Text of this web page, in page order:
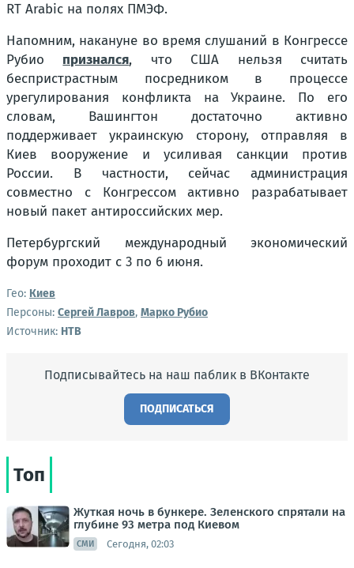
RT Arabic на полях ПМЭФ.
Напомним, накануне во время слушаний в Конгрессе
Рубио признался, что США нельзя считать
беспристрастным посредником в процессе
урегулирования конфликта на Украине. По его
словам, Вашингтон достаточно активно
поддерживает украинскую сторону, отправляя в
Киев вооружение и усиливая санкции против
России. В частности, сейчас администрация
совместно с Конгрессом активно разрабатывает
новый пакет антироссийских мер.
Петербургский международный экономический
форум проходит с 3 по 6 июня.
Гео: Киев
Персоны: Сергей Лавров, Марко Рубио
Источник: НТВ
Подписывайтесь на наш паблик в ВКонтакте
ПОДПИСАТЬСЯ
Топ
Жуткая ночь в бункере. Зеленского спрятали на
глубине 93 метра под Киевом
СМИ Сегодня, 02:03